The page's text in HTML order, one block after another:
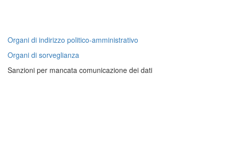
Organi di indirizzo politico-amministrativo
Organi di sorveglianza
Sanzioni per mancata comunicazione dei dati